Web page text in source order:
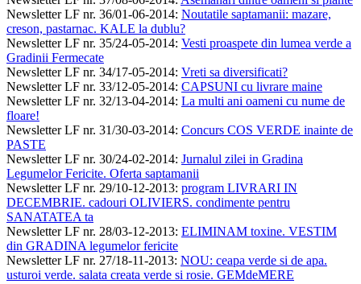
Newsletter LF nr. 36/01-06-2014: Noutatile saptamanii: mazare,
creson, pastarnac. KALE la dublu?
Newsletter LF nr. 35/24-05-2014: Vesti proaspete din lumea verde a
Gradinii Fermecate
Newsletter LF nr. 34/17-05-2014: Vreti sa diversificati?
Newsletter LF nr. 33/12-05-2014: CAPSUNI cu livrare maine
Newsletter LF nr. 32/13-04-2014: La multi ani oameni cu nume de
floare!
Newsletter LF nr. 31/30-03-2014: Concurs COS VERDE inainte de
PASTE
Newsletter LF nr. 30/24-02-2014: Jurnalul zilei in Gradina
Legumelor Fericite. Oferta saptamanii
Newsletter LF nr. 29/10-12-2013: program LIVRARI IN
DECEMBRIE. cadouri OLIVIERS. condimente pentru
SANATATEA ta
Newsletter LF nr. 28/03-12-2013: ELIMINAM toxine. VESTIM
din GRADINA legumelor fericite
Newsletter LF nr. 27/18-11-2013: NOU: ceapa verde si de apa.
usturoi verde. salata creata verde si rosie. GEMdeMERE